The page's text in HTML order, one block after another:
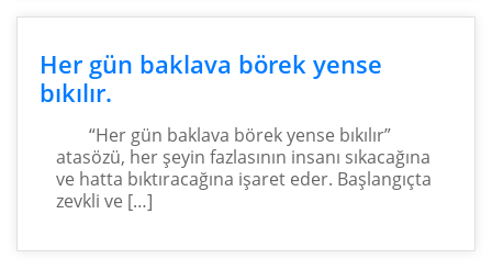
Her gün baklava börek yense
bıkılır.
“Her gün baklava börek yense bıkılır”
atasözü, her şeyin fazlasının insanı sıkacağına
ve hatta bıktıracağına işaret eder. Başlangıçta
zevkli ve […]